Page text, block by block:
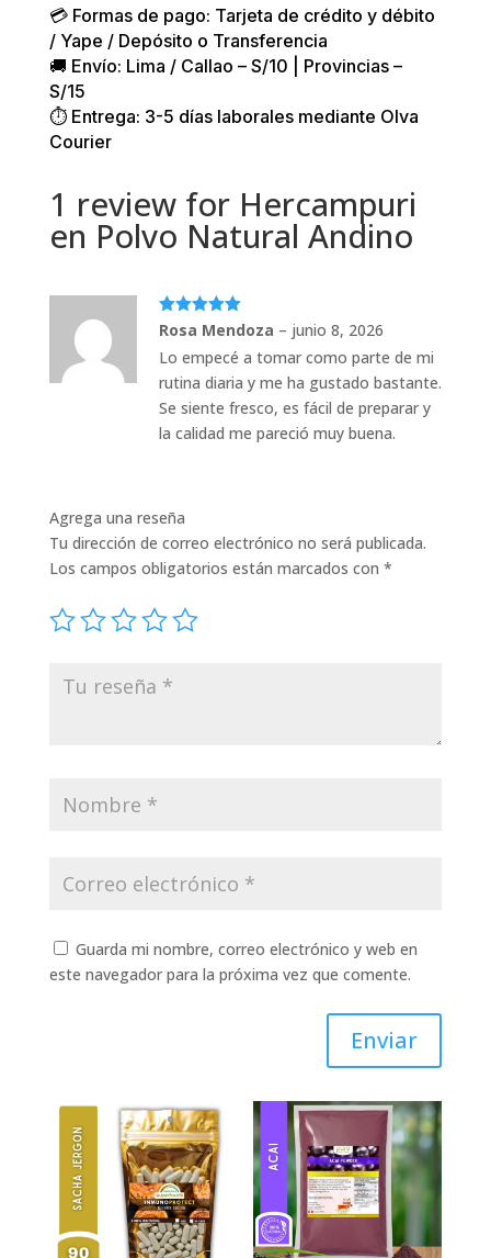
💳 Formas de pago: Tarjeta de crédito y débito
/ Yape / Depósito o Transferencia
🚚 Envío: Lima / Callao – S/10 | Provincias –
S/15
⏱️ Entrega: 3-5 días laborales mediante Olva
Courier
1 review for Hercampuri
en Polvo Natural Andino
Valorado
Rosa Mendoza – junio 8, 2026
Lo empecé a tomar como parte de mi
rutina diaria y me ha gustado bastante.
Se siente fresco, es fácil de preparar y
la calidad me pareció muy buena.
Agrega una reseña
Tu dirección de correo electrónico no será publicada.
Los campos obligatorios están marcados con *
Guarda mi nombre, correo electrónico y web en
este navegador para la próxima vez que comente.
Enviar